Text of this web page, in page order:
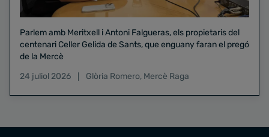
Parlem amb Meritxell i Antoni Falgueras, els propietaris del
centenari Celler Gelida de Sants, que enguany faran el pregó
de la Mercè
24 juliol 2026
Glòria Romero, Mercè Raga